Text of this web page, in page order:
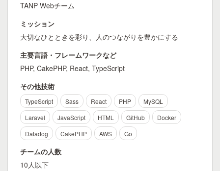
TANP Webチーム
ミッション
大切なひとときを彩り、人のつながりを豊かにする
主要言語・フレームワークなど
PHP, CakePHP, React, TypeScript
その他技術
TypeScript Sass React PHP
MySQL
Laravel
JavaScript HTML GitHub
Docker
Datadog
CakePHP AWS Go
チームの人数
10人以下